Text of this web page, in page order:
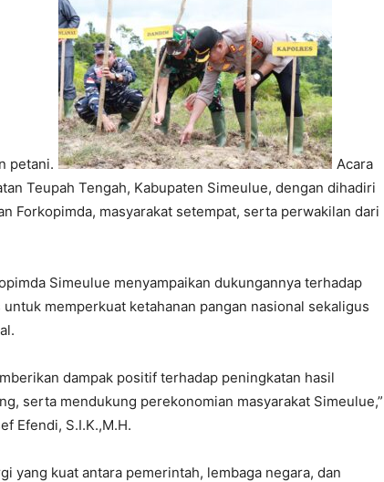
petani.
Acara
Teupah Tengah, Kabupaten Simeulue, dengan dihadiri
Forkopimda, masyarakat setempat, serta perwakilan dari
Simeulue menyampaikan dukungannya terhadap
memperkuat ketahanan pangan nasional sekaligus
dampak positif terhadap peningkatan hasil
serta mendukung perekonomian masyarakat Simeulue,”
Efendi, S.I.K.,M.H.
yang kuat antara pemerintah, lembaga negara, dan